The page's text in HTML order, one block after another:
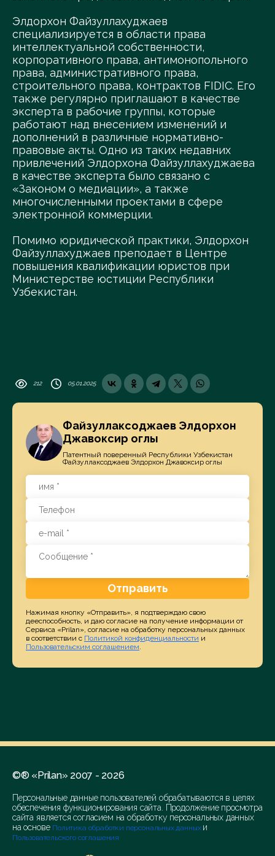
Элдорхон Файзуллахуджаев
специализируется в области права
интеллектуальной собственности,
корпоративного права, антимонопольного
права, административного права,
строительного права, контрактов FIDIC. Его
также регулярно приглашают в качестве
эксперта в рабочие группы, которые
работают над внесением изменений и
дополнений в различные нормативно-
правовые акты. Одно из таких недавних
привлечений Элдорхона Файзуллахуджаева
в качестве эксперта было связано с
«Законом о медиации», а также
многочисленными проектами в сфере
электронной коммерции.
Помимо юридической практики, Элдорхон
Файзуллахуджаев преподает в Центре
повышения квалификации юристов при
Министерстве юстиции Республики
Узбекистан.
212 05.01.2025
Файзуллаксоджаев Элдорхон
Джавоксир оглы
Патентный поверенный Республики Узбекистан
Файзуллаксоджаев Элдорхон Джавоксир оглы
Отправить
Нажимая кнопку «Отправить», я подтверждаю свою
дееспособность, и даю согласие на получение информации от
Сервиса «Prilan», согласие на обработку персональных данных
в соответствии с Политикой конфиденциальности и
Пользовательским соглашением.
©® «Prilan» 2007 - 2026
Персональные данные пользователей обрабатываются в целях
обеспечения функционирования сайта. Продолжение просмотра
сайта является согласием на обработку персональных данных
на основе Политика обработки персональных данных и
Пользовательского соглашения